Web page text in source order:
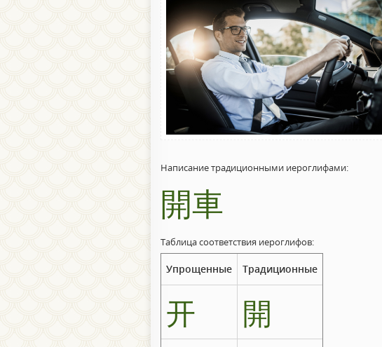
Написание традиционными иероглифами:
開車
Таблица соответствия иероглифов:
Упрощенные Традиционные
开
開